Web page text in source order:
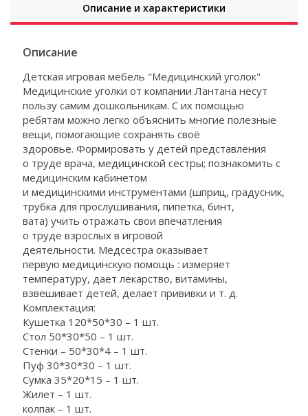
Описание и характеристики
Описание
Детская игровая мебель "Медицинский уголок"
Медицинские уголки от компании Лантана несут
пользу самим дошкольникам. С их помощью
ребятам можно легко объяснить многие полезные
вещи, помогающие сохранять своё
здоровье. Формировать у детей представления
о труде врача, медицинской сестры; познакомить с
медицинским кабинетом
и медицинскими инструментами (шприц, градусник,
трубка для прослушивания, пипетка, бинт,
вата) учить отражать свои впечатления
о труде взрослых в игровой
деятельности. Медсестра оказывает
первую медицинскую помощь : измеряет
температуру, дает лекарство, витамины,
взвешивает детей, делает прививки и т. д.
Комплектация:
Кушетка 120*50*30 – 1 шт.
Стол 50*30*50 – 1 шт.
Стенки – 50*30*4 – 1 шт.
Пуф 30*30*30 – 1 шт.
Сумка 35*20*15 – 1 шт.
Жилет – 1 шт.
колпак – 1 шт.